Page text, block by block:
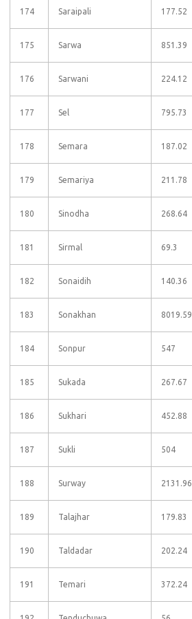
174 Saraipali 177.52
175 Sarwa 851.39
176 Sarwani 224.12
177 Sel 795.73
178 Semara 187.02
179 Semariya 211.78
180 Sinodha 268.64
181 Sirmal 69.3
182 Sonaidih 140.36
183 Sonakhan 8019.59
184 Sonpur 547
185 Sukada 267.67
186 Sukhari 452.88
187 Sukli 504
188 Surway 2131.96
189 Talajhar 179.83
190 Taldadar 202.24
191 Temari 372.24